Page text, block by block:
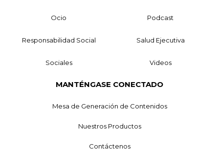
Ocio Podcast
Responsabilidad Social Salud Ejecutiva
Sociales Videos
MANTÉNGASE CONECTADO
Mesa de Generación de Contenidos
Nuestros Productos
Contáctenos